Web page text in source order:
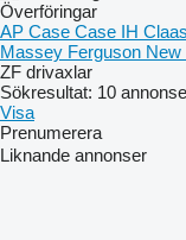
Överföringar
AP Case Case IH Claas
Massey Ferguson New
ZF drivaxlar
Sökresultat: 10
Visa
Prenumerera
Liknande annonser